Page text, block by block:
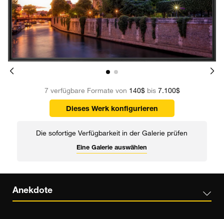
7 verfügbare Formate von 140$bis 7.100$
Dieses Werk konfigurieren
Die sofortige Verfügbarkeit in der Galerie prüfen
Eine Galerie auswählen
Anekdote